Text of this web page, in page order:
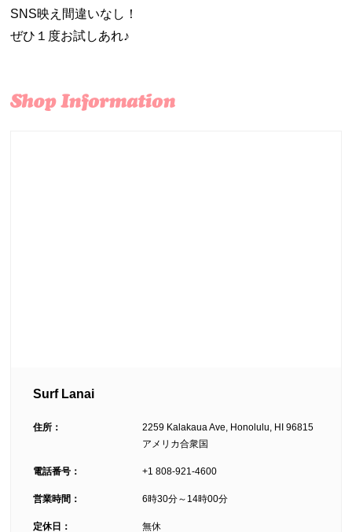
SNS映え間違いなし！
ぜひ１度お試しあれ♪
Surf Lanai
住所：
2259 Kalakaua Ave, Honolulu, HI 96815
アメリカ合衆国
電話番号： +1 808-921-4600
営業時間： 6時30分～14時00分
定休日： 無休